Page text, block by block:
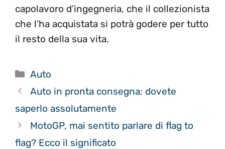
capolavoro d’ingegneria, che il collezionista
che l’ha acquistata si potrà godere per tutto
il resto della sua vita.
Categorie
Auto
Auto in pronta consegna: dovete
saperlo assolutamente
MotoGP, mai sentito parlare di flag to
flag? Ecco il significato